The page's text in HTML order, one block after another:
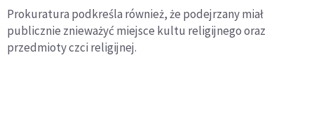
Prokuratura podkreśla również, że podejrzany miał
publicznie znieważyć miejsce kultu religijnego oraz
przedmioty czci religijnej.